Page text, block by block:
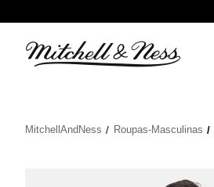
MitchellAndNess Roupas-Masculinas